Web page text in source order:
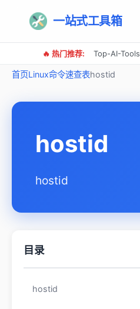
一站式工具箱
🔥 热门推荐: Top-AI-Tools
首页Linux命令速查表hostid
hostid
hostid
目录
hostid